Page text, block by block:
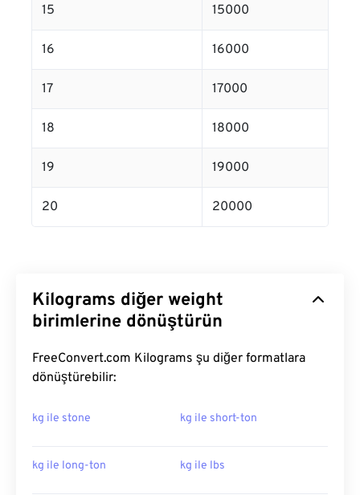
15 15000
16 16000
17 17000
18 18000
19 19000
20 20000
Kilograms diğer weight
birimlerine dönüştürün
FreeConvert.com Kilograms şu diğer formatlara
dönüştürebilir:
kg ile stone kg ile short-ton
kg ile long-ton kg ile lbs